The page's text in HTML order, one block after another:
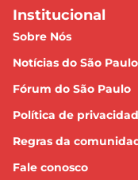
Institucional
Sobre Nós
Notícias do São Paulo
Fórum do São Paulo
Política de
Regras da
Fale conosco